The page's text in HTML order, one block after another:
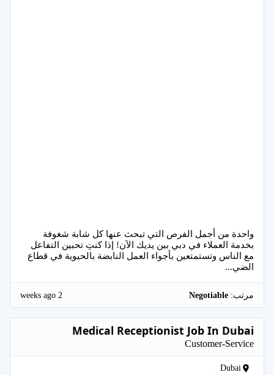
واحدة من أجمل الفرص التي تبحث عنها كل شابة شغوفة
بخدمة العملاء في دبي بين يديك الآن! إذا كنتِ تحبين التفاعل
مع الناس وتستمتعين بأجواء العمل النابضة بالحيوية في قطاع
الضي...
مرتب: 2 weeks ago
Medical Receptionist Job In Dubai
Customer-Service
Dubai